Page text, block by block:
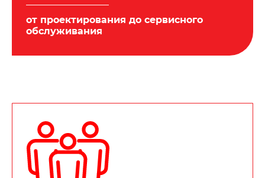
от проектирования до сервисного
обслуживания